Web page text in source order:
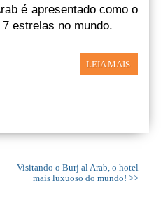
é apresentado como o
estrelas no mundo.
LEIA MAIS
Visitando o Burj al Arab, o hotel
mais luxuoso do mundo! >>